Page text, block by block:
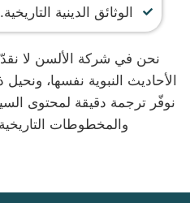
الوثائق الدينية التاريخية.
نحن في شركة الألسن لا
الأحاديث النبوية نفسها،
نوفّر ترجمة دقيقة لمحتوى
والمخطوطات